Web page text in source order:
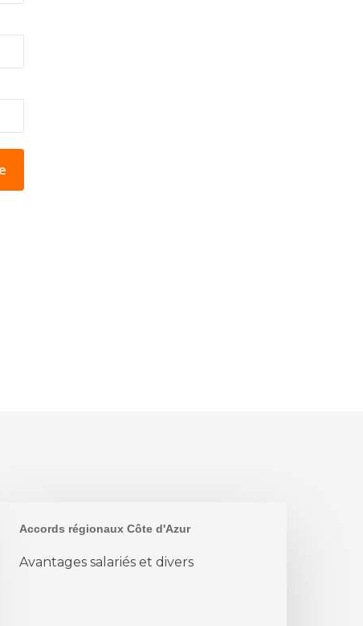
Accords régionaux Côte d'Azur
salariés
Avantages salariés et divers